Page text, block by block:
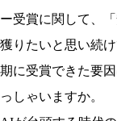
ー受賞に関して、
獲りたいと思い続
期に受賞できた要
っしゃいますか。